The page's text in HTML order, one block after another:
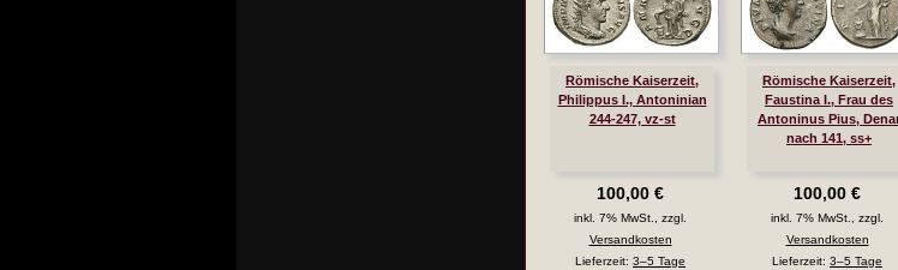
Römische Kaiserzeit,
Philippus I., Antoninian
244-247, vz-st
100,00 €
inkl. 7% MwSt., zzgl.
Versandkosten
Lieferzeit: 3–5 Tage
Römische Kaiserzeit,
Faustina I., Frau des
Antoninus Pius,
nach 141, ss+
100,00 €
inkl. 7% MwSt., zzgl.
Versandkosten
Lieferzeit: 3–5 Tage